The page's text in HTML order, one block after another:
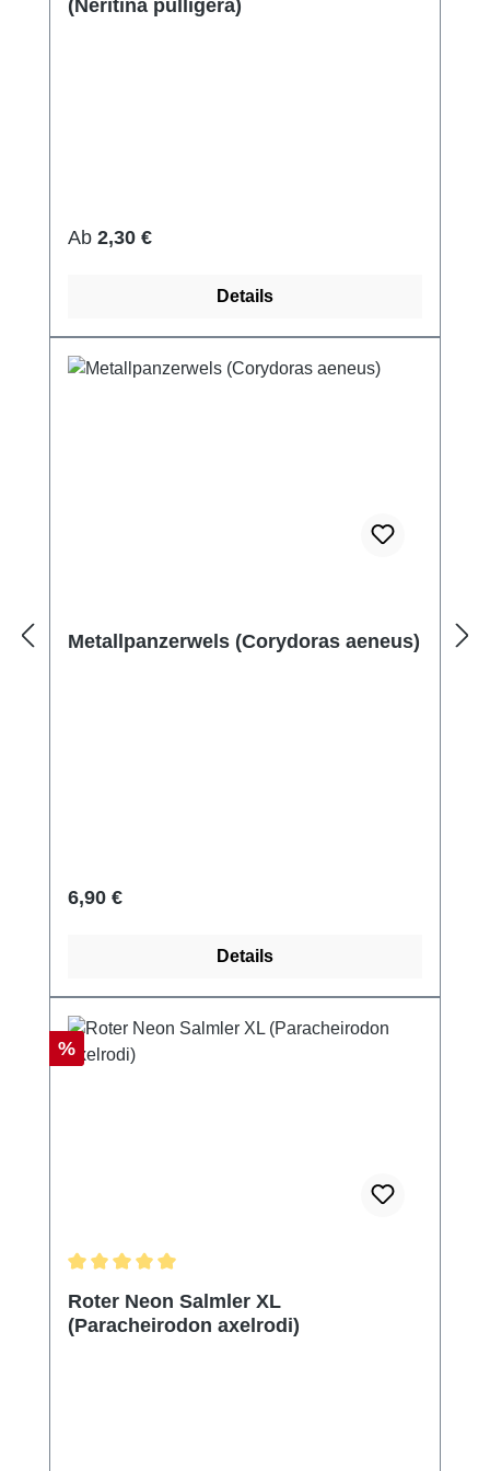
(Neritina pulligera)
Regulärer Preis:
Ab 2,30 €
Details
Metallpanzerwels (Corydoras aeneus)
Regulärer Preis:
6,90 €
Details
Rabatt
%
Roter Neon Salmler XL
(Paracheirodon axelrodi)